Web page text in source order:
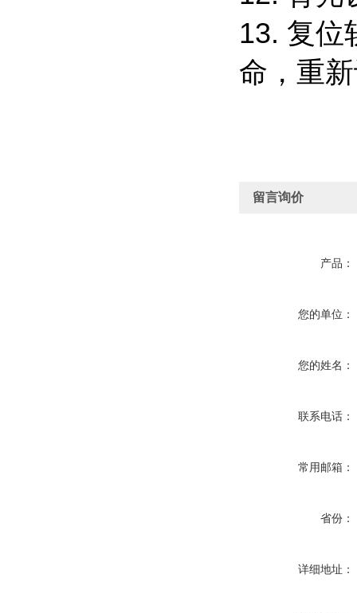
13. 复位
命，重
留言询价
产品：
您的单位：
您的姓名：
联系电话：
常用邮箱：
省份：
详细地址：